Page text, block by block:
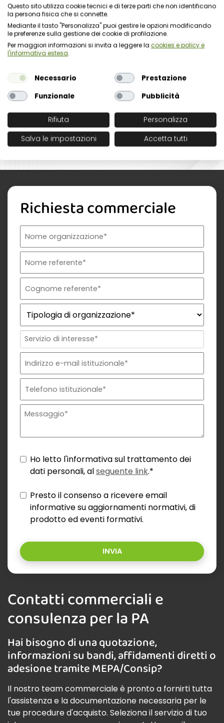
Delibera ANAC 495/2024
spiegata: guida pratica per
aggiornare il portale della
trasparenza
03 Giugno 2025
Residui PNRR: come usarli in
modo strategico. Il 10 giugno
un webinar con focus
Richiesta commerciale
Nome organizzazione
Nome referente
Cognome referente
Tipologia di organizzazione
Prodotto di interesse
Indirizzo email istituzionale*
Telefono istituzionale
Messaggio
Ho letto l'informativa sul trattamento dei
dati personali, alseguente link.*
Presto il consenso a ricevere email
informative su aggiornamenti normativi, di
prodotto ed eventi formativi.
INVIA
Contatti commerciali e
consulenza per la PA
Hai bisogno di una quotazione,
informazioni su bandi, affidamenti diretti o
adesione tramite MEPA/Consip?
Il nostro team commerciale è pronto a fornirti tutta
l'assistenza e la documentazione necessaria per le
tue procedure d'acquisto. Seleziona il servizio di tuo
Questo sito utilizza cookie tecnici e di terze parti che non identificano
la persona fisica che si connette.
Mediante il tasto "Personalizza" puoi gestire le opzioni modificando
le preferenze sulla gestione dei cookie di profilazione.
Per maggiori informazioni si invita a leggere la cookies e policy e
l'informativa estesa.
Necessario
Prestazione
Funzionale
Pubblicità
Rifiuta
Personalizza
Salva le impostazioni
Accetta tutti